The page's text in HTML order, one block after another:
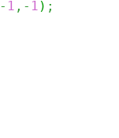
- 1 ,- 1 ) ;